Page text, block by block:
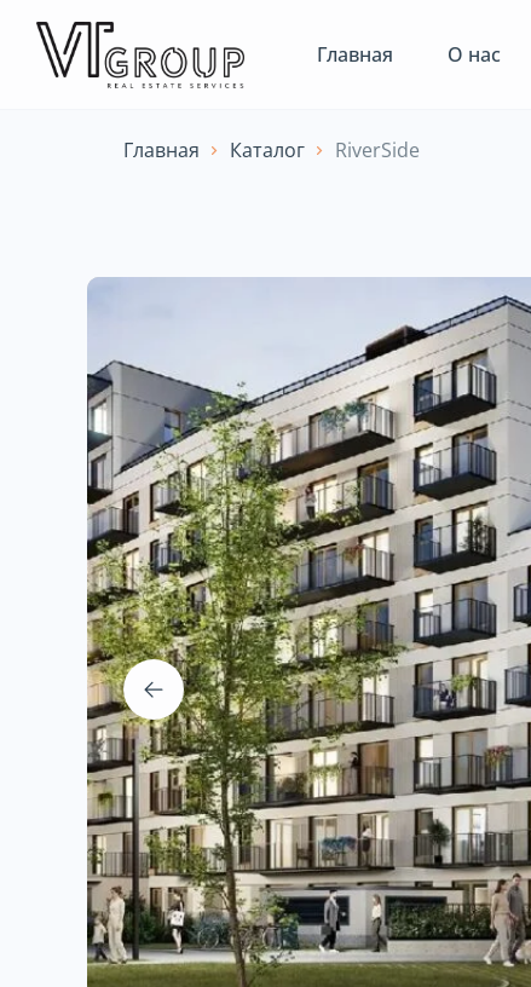
Главная О нас
Главная Каталог RiverSide